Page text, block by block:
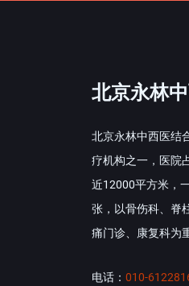
北京永林
北京永林中西医结
疗机构之一，医院
近12000平方米，
张，以骨伤科、脊
痛门诊、康复科为
电话： 010-